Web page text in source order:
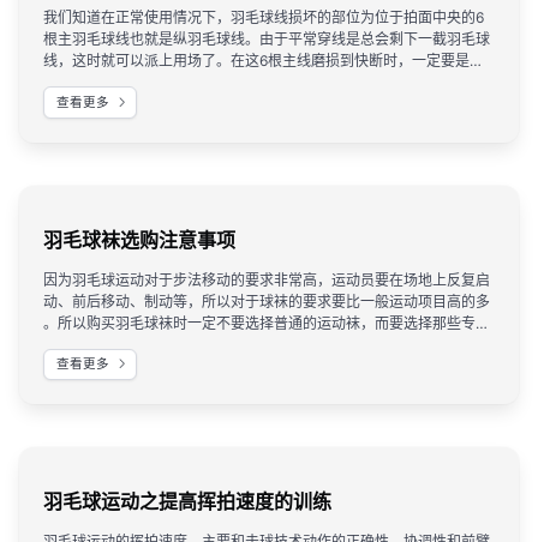
我们知道在正常使用情况下，羽毛球线损坏的部位为位于拍面中央的6
根主羽毛球线也就是纵羽毛球线。由于平常穿线是总会剩下一截羽毛球
线，这时就可以派上用场了。在这6根主线磨损到快断时，一定要是还
没有断时，你就可以带上剩下的这一截羽线到有穿线机的地方按原来的
磅数把这6根羽毛球线换了，这样整个线的拉力没有太大变化，就如同
查看更多
羽毛球袜选购注意事项
​因为羽毛球运动对于步法移动的要求非常高，运动员要在场地上反复启
动、前后移动、制动等，所以对于球袜的要求要比一般运动项目高的多
。所以购买羽毛球袜时一定不要选择普通的运动袜，而要选择那些专业
有以下一些特点：
查看更多
羽毛球运动之提高挥拍速度的训练